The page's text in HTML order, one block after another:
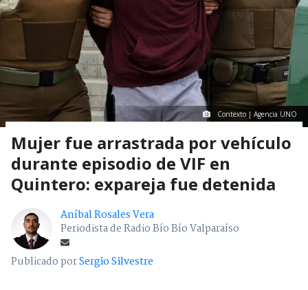
Contexto | Agencia UNO
Mujer fue arrastrada por vehículo
durante episodio de VIF en
Quintero: expareja fue detenida
Aníbal Rosales Vera
Periodista de Radio Bío Bío Valparaíso
Publicado porSergio Silvestre